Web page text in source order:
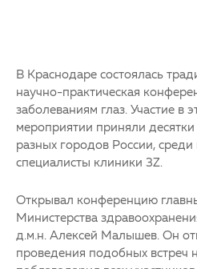
В Краснодаре состоялась
научно-практическая
заболеваниям глаз. Участие в
мероприятии приняли
разных городов России,
специалисты клиники 3Z.
Открывал конференцию
Министерства
д.м.н. Алексей Малышев. Он
проведения подобных встреч